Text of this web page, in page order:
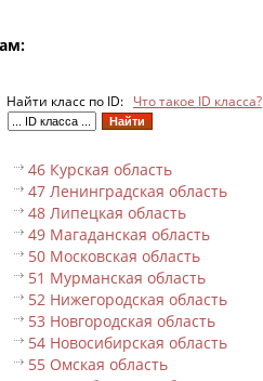
Найти класс по ID: Что такое ID класса?
46 Курская область
47 Ленинградская область
48 Липецкая область
49 Магаданская область
50 Московская область
51 Мурманская область
52 Нижегородская область
53 Новгородская область
54 Новосибирская область
55 Омская область